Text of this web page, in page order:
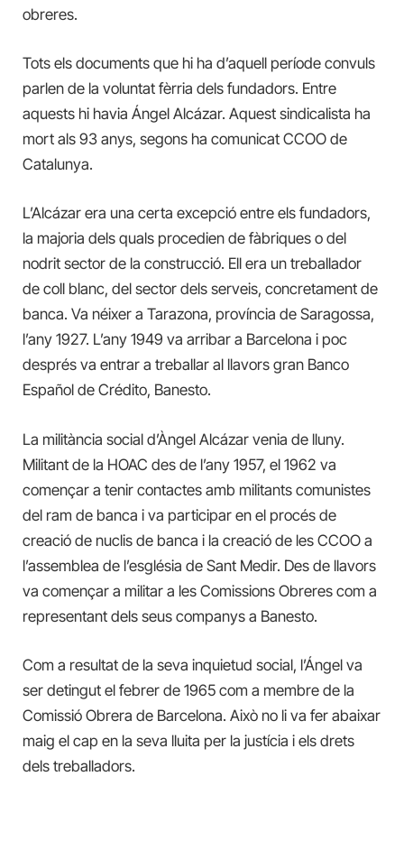
obreres.
Tots els documents que hi ha d’aquell període convuls
parlen de la voluntat fèrria dels fundadors. Entre
aquests hi havia Ángel Alcázar. Aquest sindicalista ha
mort als 93 anys, segons ha comunicat CCOO de
Catalunya.
L’Alcázar era una certa excepció entre els fundadors,
la majoria dels quals procedien de fàbriques o del
nodrit sector de la construcció. Ell era un treballador
de coll blanc, del sector dels serveis, concretament de
banca. Va néixer a Tarazona, província de Saragossa,
l’any 1927. L’any 1949 va arribar a Barcelona i poc
després va entrar a treballar al llavors gran Banco
Español de Crédito, Banesto.
La militància social d’Àngel Alcázar venia de lluny.
Militant de la HOAC des de l’any 1957, el 1962 va
començar a tenir contactes amb militants comunistes
del ram de banca i va participar en el procés de
creació de nuclis de banca i la creació de les CCOO a
l’assemblea de l’església de Sant Medir. Des de llavors
va començar a militar a les Comissions Obreres com a
representant dels seus companys a Banesto.
Com a resultat de la seva inquietud social, l’Ángel va
ser detingut el febrer de 1965 com a membre de la
Comissió Obrera de Barcelona. Això no li va fer abaixar
maig el cap en la seva lluita per la justícia i els drets
dels treballadors.